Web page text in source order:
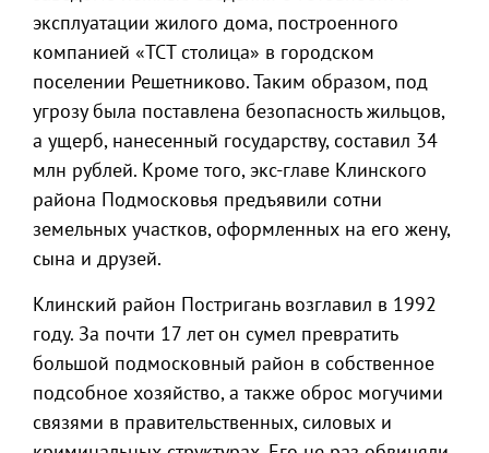
эксплуатации жилого дома, построенного
компанией «ТСТ столица» в городском
поселении Решетниково. Таким образом, под
угрозу была поставлена безопасность жильцов,
а ущерб, нанесенный государству, составил 34
млн рублей. Кроме того, экс-главе Клинского
района Подмосковья предъявили сотни
земельных участков, оформленных на его жену,
сына и друзей.
Клинский район Постригань возглавил в 1992
году. За почти 17 лет он сумел превратить
большой подмосковный район в собственное
подсобное хозяйство, а также оброс могучими
связями в правительственных, силовых и